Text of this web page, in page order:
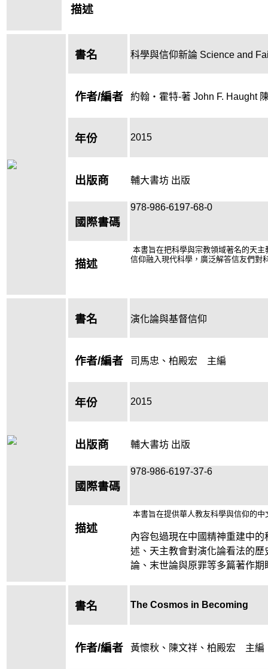
描述
書名 科學與信仰新論 Science and
作者/編者 約翰‧霍特-著 John F. Haught
年份 2015
出版商 輔大書坊 出版
國際書碼
978-986-6197-68-0
描述
本書旨在把科學與宗教領域著名的天
信仰融入現代科學，廣泛解答信友們對
書名 演化論與基督信仰
作者/編者 司馬忠、柏殿宏 主編
年份 2015
出版商 輔大書坊 出版
國際書碼
978-986-6197-37-6
描述
本書旨在提供華人教友科學與信仰的中
內容包過現在中國精神重建中
述 、天主教會對演化論看法的
論、末世論與原罪等多篇著作
書名 The Cosmos in Becoming
作者/編者 黃懷秋、陳文祥、柏殿宏 主編